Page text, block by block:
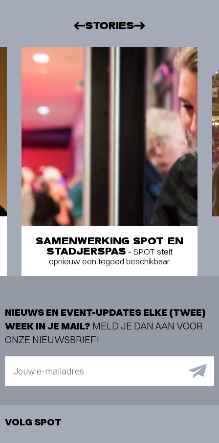
STORIES
SAMENWERKING SPOT EN
STADJERSPAS - SPOT stelt
opnieuw een tegoed beschikbaar
NIEUWS EN EVENT-UPDATES ELKE (TWEE)
WEEK IN JE MAIL? MELD JE DAN AAN VOOR
ONZE NIEUWSBRIEF!
Jouw e-mailadres
VOLG SPOT